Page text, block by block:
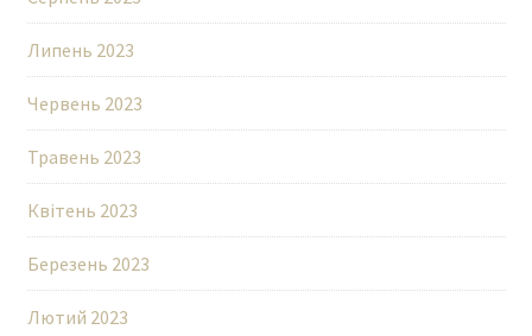
Липень 2023
Червень 2023
Травень 2023
Квітень 2023
Березень 2023
Лютий 2023